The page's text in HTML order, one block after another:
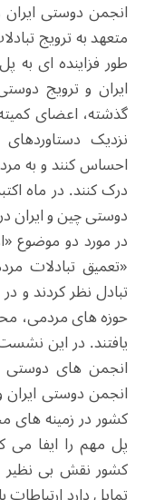
متعهد به ترویج
طور فزاینده ای
ایران و ترویج
گذشته، اعضای
نزدیک
احساس کنند و به
درک کنند. در ماه
دوستی چین و ایران
در مورد دو موضوع
«تعمیق تبادلات
تبادل نظر کردند و
حوزه های مردمی،
یافتند. در این
انجمن های
انجمن دوستی
کشور در زمینه
پل مهم را ایفا می
کشور نقش بی نظیر